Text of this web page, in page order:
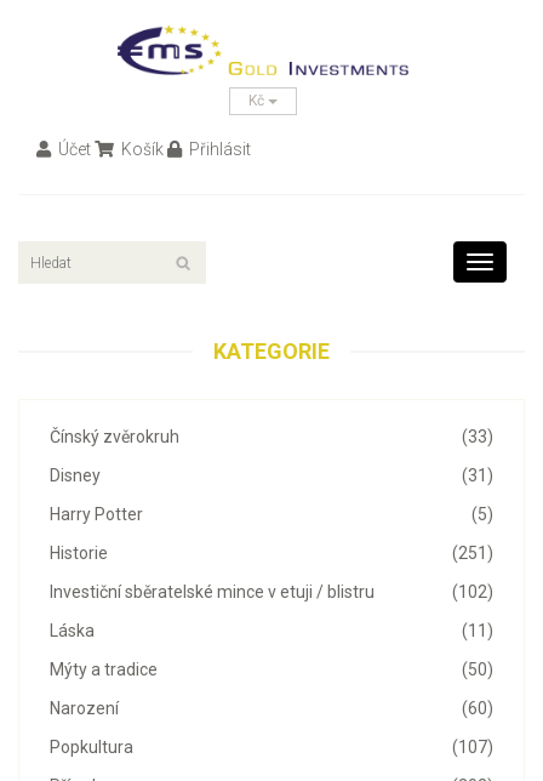
Kč
Účet Košík Přihlásit
Toggle
KATEGORIE
(33)
Čínský zvěrokruh
(31)
Disney
(5)
Harry Potter
(251)
Historie
(102)
Investiční sběratelské mince v etuji / blistru
(11)
Láska
(50)
Mýty a tradice
(60)
Narození
(107)
Popkultura